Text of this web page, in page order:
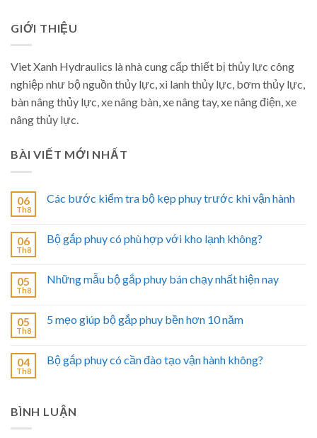
GIỚI THIỆU
Viet Xanh Hydraulics là nhà cung cấp thiết bị thủy lực công
nghiệp như bộ nguồn thủy lực, xi lanh thủy lực, bơm thủy lực,
bàn nâng thủy lực, xe nâng bàn, xe nâng tay, xe nâng điện, xe
nâng thủy lực.
BÀI VIẾT MỚI NHẤT
06
Th8
Các bước kiểm tra bộ kẹp phuy trước khi vận hành
06
Th8
Bộ gắp phuy có phù hợp với kho lạnh không?
05
Th8
Những mẫu bộ gắp phuy bán chạy nhất hiện nay
05
Th8
5 mẹo giúp bộ gắp phuy bền hơn 10 năm
04
Th8
Bộ gắp phuy có cần đào tạo vận hành không?
BÌNH LUẬN